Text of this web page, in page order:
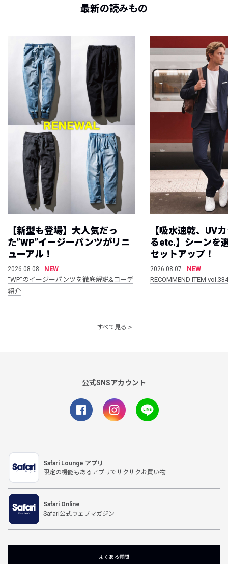
最新の読みもの
【新型も登場】大人気だっ
た”WP”イージーパンツがリニ
ューアル！
2026.08.08
NEW
“WP”のイージーパンツを徹底解説&コーデ
紹介
【吸水速乾、UV
るetc.】シーンを
セットアップ！
2026.08.07
NEW
RECOMMEND ITEM vol.334
すべて見る
公式SNSアカウント
Safari Lounge アプリ
限定の機能もあるアプリでサクサクお買い物
Safari Online
Safari公式ウェブマガジン
よくある質問